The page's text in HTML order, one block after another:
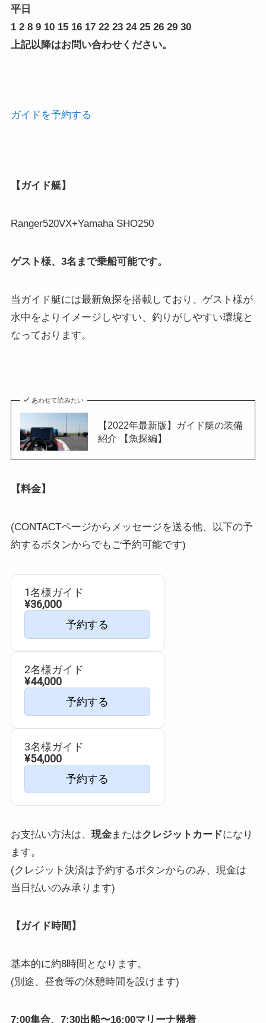
平日
1 2 8 9 10 15 16 17 22 23 24 25 26 29 30
上記以降はお問い合わせください。
ガイドを予約する
【ガイド艇】
Ranger520VX+Yamaha SHO250
ゲスト様、3名まで乗船可能です。
当ガイド艇には最新魚探を搭載しており、ゲスト様が
水中をよりイメージしやすい、釣りがしやすい環境と
なっております。
あわせて読みたい
【2022年最新版】ガイド艇の装備
紹介 【魚探編】
【料金】
(CONTACTページからメッセージを送る他、以下の予
約するボタンからでもご予約可能です)
1名様ガイド
¥36,000
予約する
2名様ガイド
¥44,000
予約する
3名様ガイド
¥54,000
予約する
お支払い方法は、 現金またはクレジットカードになり
ます。
(クレジット決済は予約するボタンからのみ、現金は
当日払いのみ承ります)
【ガイド時間】
基本的に約8時間となります。
(別途、昼食等の休憩時間を設けます)
7:00集合、7:30出船〜16:00マリーナ帰着